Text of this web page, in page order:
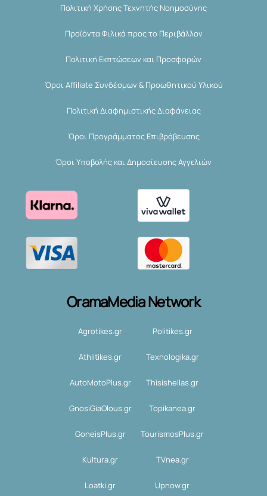
Πολιτική Χρήσης Τεχνητής Νοημοσύνης
Προϊόντα Φιλικά προς το Περιβάλλον
Πολιτική Εκπτώσεων και Προσφορών
Όροι Affiliate Συνδέσμων & Προωθητικού Υλικού
Πολιτική Διαφημιστικής Διαφάνειας
Όροι Προγράμματος Επιβράβευσης
Όροι Υποβολής και Δημοσίευσης Αγγελιών
OramaMedia Network
Agrotikes.gr Politikes.gr
Athlitikes.gr Texnologika.gr
AutoMotoPlus.gr Thisishellas.gr
GnosiGiaOlous.gr Topikanea.gr
GoneisPlus.gr TourismosPlus.gr
Kultura.gr TVnea.gr
Loatki.gr Upnow.gr